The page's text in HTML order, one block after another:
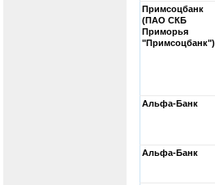
Примсоцбанк
(ПАО СКБ
Приморья
"Примсоцбанк")
Альфа-Банк
Альфа-Банк